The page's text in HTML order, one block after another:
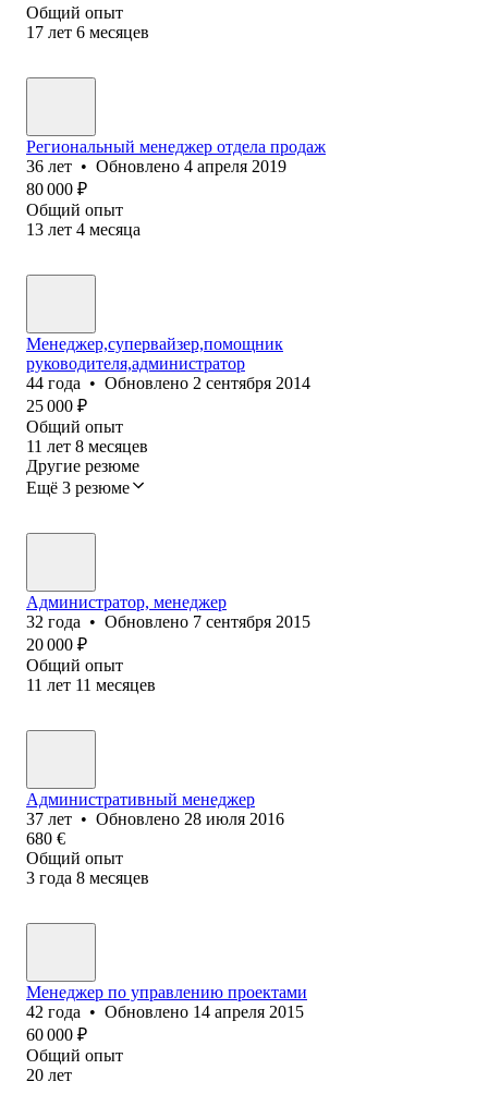
Общий опыт
17 лет 6 месяцев
Региональный менеджер отдела продаж
36 лет • Обновлено 4 апреля 2019
80 000 ₽
Общий опыт
13 лет 4 месяца
Менеджер,супервайзер,помощник
руководителя,администратор
44 года • Обновлено 2 сентября 2014
25 000 ₽
Общий опыт
11 лет 8 месяцев
Другие резюме
Ещё 3 резюме
Администратор, менеджер
32 года • Обновлено 7 сентября 2015
20 000 ₽
Общий опыт
11 лет 11 месяцев
Административный менеджер
37 лет • Обновлено 28 июля 2016
680 €
Общий опыт
3 года 8 месяцев
Менеджер по управлению проектами
42 года • Обновлено 14 апреля 2015
60 000 ₽
Общий опыт
20 лет